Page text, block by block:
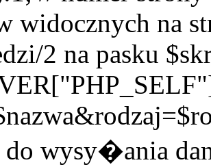
widocznych na
2 na pasku
wysy�ania